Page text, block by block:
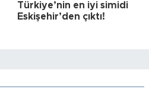
Türkiye’nin en iyi simidi
Eskişehir’den çıktı!